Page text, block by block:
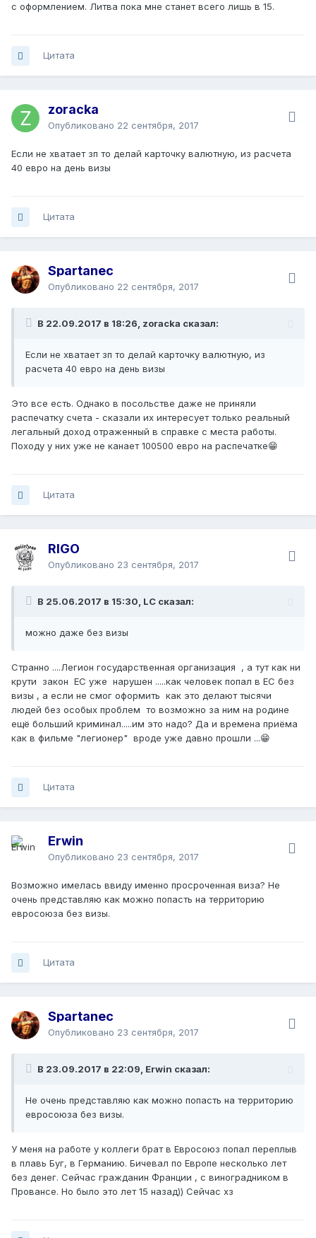
с оформлением. Литва пока мне станет всего лишь в 15.
Цитата
zoracka
Опубликовано 22 сентября, 2017
Если не хватает зп то делай карточку валютную, из расчета
40 евро на день визы
Цитата
Spartanec
Опубликовано 22 сентября, 2017
В 22.09.2017 в 18:26, zoracka сказал:
Если не хватает зп то делай карточку валютную, из
расчета 40 евро на день визы
Это все есть. Однако в посольстве даже не приняли
распечатку счета - сказали их интересует только реальный
легальный доход отраженный в справке с места работы.
Походу у них уже не канает 100500 евро на распечатке😁
Цитата
RIGO
Опубликовано 23 сентября, 2017
В 25.06.2017 в 15:30, LC сказал:
можно даже без визы
Странно ....Легион государственная организация , а тут как ни
крути закон ЕС уже нарушен .....как человек попал в ЕС без
визы , а если не смог оформить как это делают тысячи
людей без особых проблем то возможно за ним на родине
ещё больший криминал.....им это надо? Да и времена приёма
как в фильме "легионер" вроде уже давно прошли ...😁
Цитата
Erwin
Опубликовано 23 сентября, 2017
Возможно имелась ввиду именно просроченная виза? Не
очень представляю как можно попасть на территорию
евросоюза без визы.
Цитата
Spartanec
Опубликовано 23 сентября, 2017
В 23.09.2017 в 22:09, Erwin сказал:
Не очень представляю как можно попасть на территорию
евросоюза без визы.
У меня на работе у коллеги брат в Евросоюз попал переплыв
в плавь Буг, в Германию. Бичевал по Европе несколько лет
без денег. Сейчас гражданин Франции , с виноградником в
Провансе. Но было это лет 15 назад)) Сейчас хз